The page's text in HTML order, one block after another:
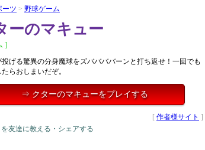
ーツ > 野球ゲーム
ーのマキュー
]
投げる驚異の分身魔球をズババババーンと打ち返せ！一回でも
らおしまいだぞ。
⇒ クターのマキューをプレイする
[ 作者様サイト ]
友達に教える・シェアする